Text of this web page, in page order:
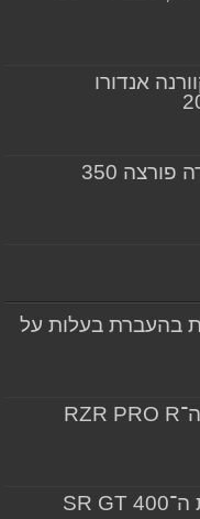
אנדורו
350
בהעברת בעלות על
פולריס חושפת את ה־RZR PRO R
אפריליה משיקה את ה־SR GT 400